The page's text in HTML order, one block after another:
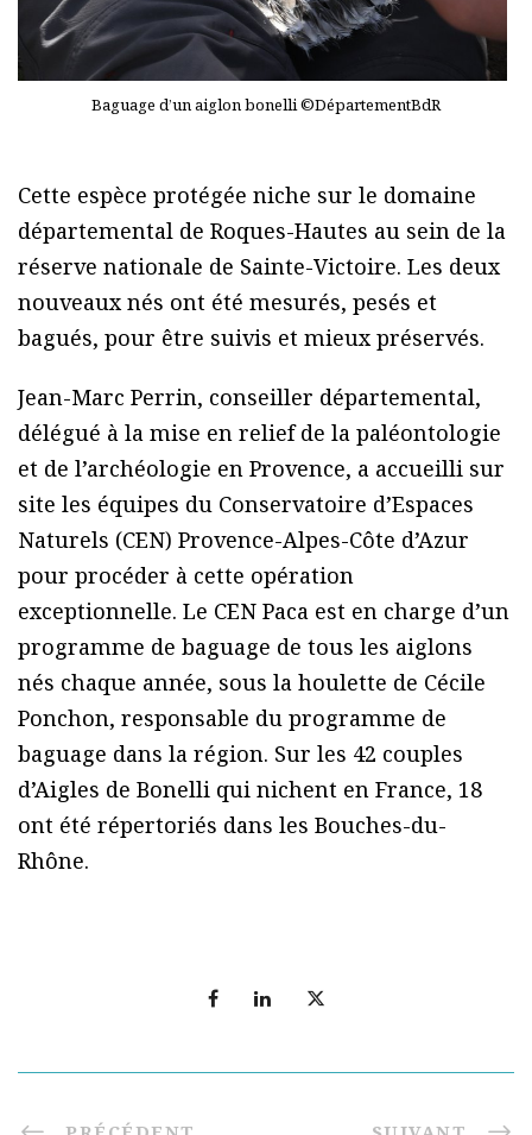
Baguage d’un aiglon bonelli ©DépartementBdR
Cette espèce protégée niche sur le domaine
départemental de Roques-Hautes au sein de la
réserve nationale de Sainte-Victoire. Les deux
nouveaux nés ont été mesurés, pesés et
bagués, pour être suivis et mieux préservés.
Jean-Marc Perrin, conseiller départemental,
délégué à la mise en relief de la paléontologie
et de l’archéologie en Provence, a accueilli sur
site les équipes du Conservatoire d’Espaces
Naturels (CEN) Provence-Alpes-Côte d’Azur
pour procéder à cette opération
exceptionnelle. Le CEN Paca est en charge d’un
programme de baguage de tous les aiglons
nés chaque année, sous la houlette de Cécile
Ponchon, responsable du programme de
baguage dans la région. Sur les 42 couples
d’Aigles de Bonelli qui nichent en France, 18
ont été répertoriés dans les Bouches-du-
Rhône.